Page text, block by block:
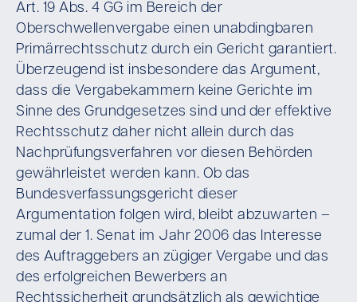
Art. 19 Abs. 4 GG im Bereich der
Oberschwellenvergabe einen unabdingbaren
Primärrechtsschutz durch ein Gericht garantiert.
Überzeugend ist insbesondere das Argument,
dass die Vergabekammern keine Gerichte im
Sinne des Grundgesetzes sind und der effektive
Rechtsschutz daher nicht allein durch das
Nachprüfungsverfahren vor diesen Behörden
gewährleistet werden kann. Ob das
Bundesverfassungsgericht dieser
Argumentation folgen wird, bleibt abzuwarten –
zumal der 1. Senat im Jahr 2006 das Interesse
des Auftraggebers an zügiger Vergabe und das
des erfolgreichen Bewerbers an
Rechtssicherheit grundsätzlich als gewichtige